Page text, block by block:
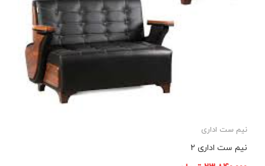
نیم ست اداری
نیم ست اداری ۲